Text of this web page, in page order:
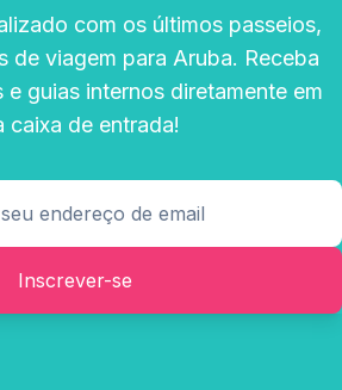
com os últimos passeios,
de viagem para Aruba. Receba
e guias internos diretamente em
caixa de entrada!
Inscrever-se